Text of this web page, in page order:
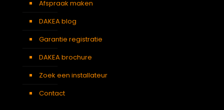
Afspraak maken
DAKEA blog
Garantie registratie
DAKEA brochure
Zoek een installateur
Contact